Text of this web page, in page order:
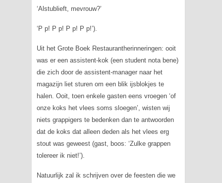
‘Alstublieft, mevrouw?’
‘P p! P p! P p! P p!’).
Uit het Grote Boek Restaurantherinneringen: ooit
was er een assistent-kok (een student nota bene)
die zich door de assistent-manager naar het
magazijn liet sturen om een blik ijsblokjes te
halen. Ooit, toen enkele gasten eens vroegen ‘of
onze koks het vlees soms sloegen’, wisten wij
niets grappigers te bedenken dan te antwoorden
dat de koks dat alleen deden als het vlees erg
stout was geweest (gast, boos: ‘Zulke grappen
tolereer ik niet!’).
Natuurlijk zal ik schrijven over de feesten die we